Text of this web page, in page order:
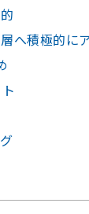
へ積極的に